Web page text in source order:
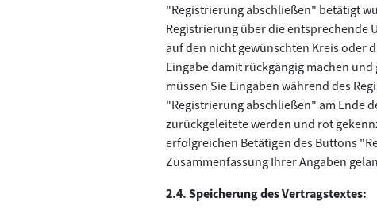
"Registrierung abschließen" betätigt
Registrierung über die entsprechende
auf den nicht gewünschten Kreis oder
Eingabe damit rückgängig machen
müssen Sie Eingaben während des
"Registrierung abschließen" am Ende
zurückgeleitete werden und rot
erfolgreichen Betätigen des Buttons
Zusammenfassung Ihrer Angaben
2.4. Speicherung des Vertragstextes: